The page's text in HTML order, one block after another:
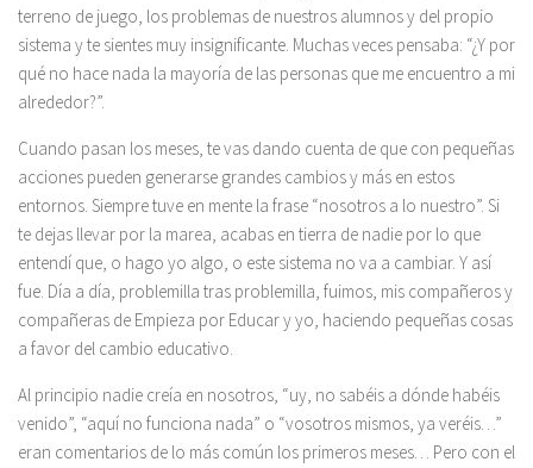
terreno de juego, los problemas de nuestros alumnos y del propio
sistema y te sientes muy insignificante. Muchas veces pensaba: “¿Y por
qué no hace nada la mayoría de las personas que me encuentro a mi
alrededor?”.
Cuando pasan los meses, te vas dando cuenta de que con pequeñas
acciones pueden generarse grandes cambios y más en estos
entornos. Siempre tuve en mente la frase “nosotros a lo nuestro”. Si
te dejas llevar por la marea, acabas en tierra de nadie por lo que
entendí que, o hago yo algo, o este sistema no va a cambiar. Y así
fue. Día a día, problemilla tras problemilla, fuimos, mis compañeros y
compañeras de Empieza por Educar y yo, haciendo pequeñas cosas
a favor del cambio educativo.
Al principio nadie creía en nosotros, “uy, no sabéis a dónde habéis
venido”, “aquí no funciona nada” o “vosotros mismos, ya veréis…”
eran comentarios de lo más común los primeros meses… Pero con el